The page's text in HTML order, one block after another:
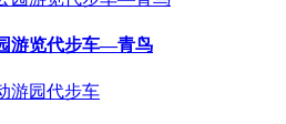
游览代步车—青鸟